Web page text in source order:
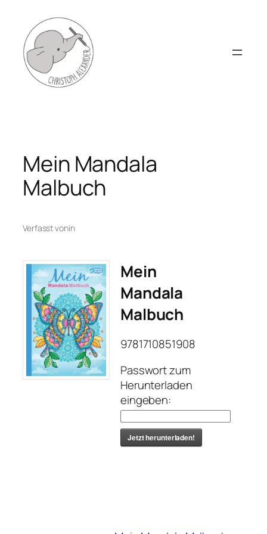
Inhalt
springen
Mein Mandala
Malbuch
Verfasst vonin
Mein
Mandala
Malbuch
9781710851908
Passwort zum
Herunterladen
eingeben:
Jetzt herunterladen!